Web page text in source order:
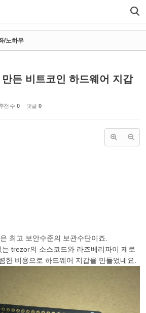
/노하우
든 비트코인 하드웨어 지갑
천 수 0 댓글 0
최고 보안수준의 보관수단이죠.
trezor의 소스코드와 라즈베리파이 제로
한 비용으로 하드웨어 지갑을 만들었네요.